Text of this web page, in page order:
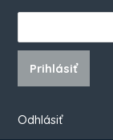
Prihlásiť
Odhlásiť